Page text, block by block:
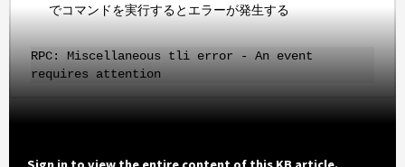
でコマンドを実行するとエラーが発生する
RPC: Miscellaneous tli error - An event
requires attention